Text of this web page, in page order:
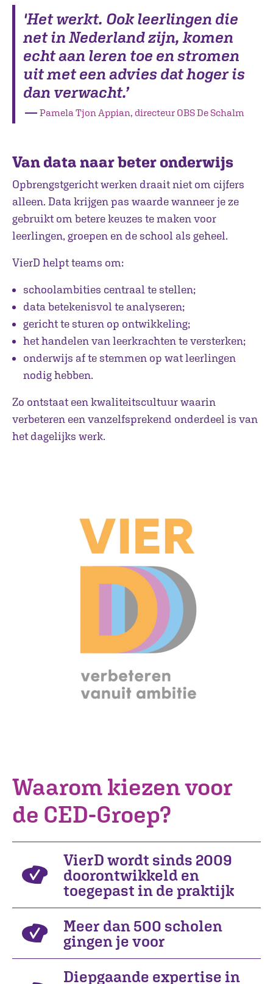
'Het werkt. Ook leerlingen die
net in Nederland zijn, komen
echt aan leren toe en stromen
uit met een advies dat hoger is
dan verwacht.’
― Pamela Tjon Appian, directeur OBS De Schalm
Van data naar beter onderwijs
Opbrengstgericht werken draait niet om cijfers
alleen. Data krijgen pas waarde wanneer je ze
gebruikt om betere keuzes te maken voor
leerlingen, groepen en de school als geheel.
VierD helpt teams om:
schoolambities centraal te stellen;
data betekenisvol te analyseren;
gericht te sturen op ontwikkeling;
het handelen van leerkrachten te versterken;
onderwijs af te stemmen op wat leerlingen
nodig hebben.
Zo ontstaat een kwaliteitscultuur waarin
verbeteren een vanzelfsprekend onderdeel is van
het dagelijks werk.
Waarom kiezen voor
de CED-Groep?
VierD wordt sinds 2009
doorontwikkeld en
toegepast in de praktijk
Meer dan 500 scholen
gingen je voor
Diepgaande expertise in